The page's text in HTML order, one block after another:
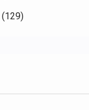
(129)